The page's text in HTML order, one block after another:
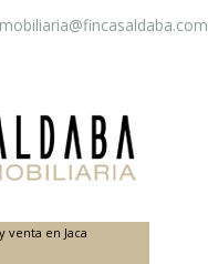
venta en Jaca